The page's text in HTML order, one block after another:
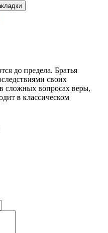
до предела. Братья
своих
сложных вопросах веры,
в классическом